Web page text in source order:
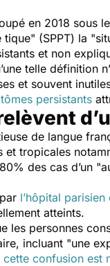
en 2018 sous
tique" (SPPT) la "
et non
telle définition
et souvent
persistants
de langue
tropicales
des cas d’un "
l’hôpital
atteints.
les personnes
incluant "une
confusion est